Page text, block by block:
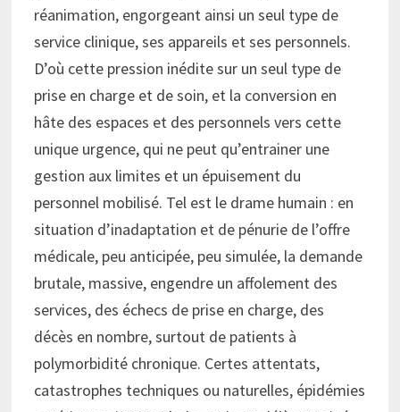
réanimation, engorgeant ainsi un seul type de
service clinique, ses appareils et ses personnels.
D’où cette pression inédite sur un seul type de
prise en charge et de soin, et la conversion en
hâte des espaces et des personnels vers cette
unique urgence, qui ne peut qu’entrainer une
gestion aux limites et un épuisement du
personnel mobilisé. Tel est le drame humain : en
situation d’inadaptation et de pénurie de l’offre
médicale, peu anticipée, peu simulée, la demande
brutale, massive, engendre un affolement des
services, des échecs de prise en charge, des
décès en nombre, surtout de patients à
polymorbidité chronique. Certes attentats,
catastrophes techniques ou naturelles, épidémies